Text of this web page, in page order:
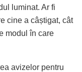
luminat. Ar fi
cine a câștigat, cât
modul în care
avizelor pentru